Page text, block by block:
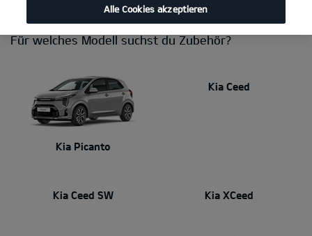
Für welches Modell suchst du Zubehör?
Kia Picanto
Kia Ceed
Kia Ceed SW Kia XCeed
Alle Cookies akzeptieren